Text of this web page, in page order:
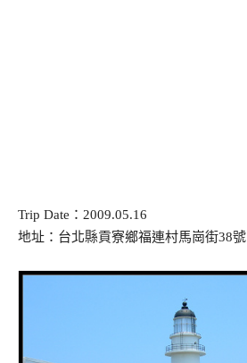
Trip Date ： 2009.05.16
地址：台北縣貢寮鄉福連村馬崗街38號